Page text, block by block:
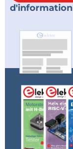
d'information